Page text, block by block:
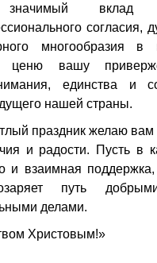
значимый вклад
согласия,
многообразия
ценю вашу
единства и
нашей страны.
праздник желаю вам
и радости. Пусть в
и взаимная
путь
делами.
Христовым!»